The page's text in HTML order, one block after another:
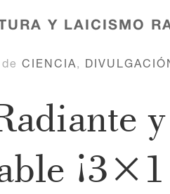
Y LAICISMO
CIENCIA,